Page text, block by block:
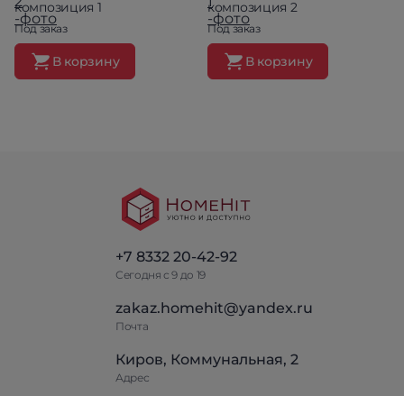
композиция 1
Под заказ
В корзину
композиция 2
Под заказ
В корзину
+7 8332 20-42-92
Сегодня с 9 до 19
zakaz.homehit@yandex.ru
Почта
Киров, Коммунальная, 2
Адрес